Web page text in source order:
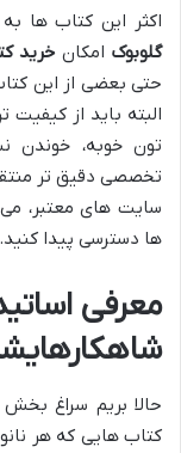
اکثر این کتاب ها
گلوبوک امکان خرید
حتی بعضی از این
البته باید از
تون خوبه، خوندن
تخصصی دقیق تر
سایت های معتبر،
ها دسترسی پیدا کنید.
معرفی
حالا بریم سراغ بخش
کتاب هایی که هر